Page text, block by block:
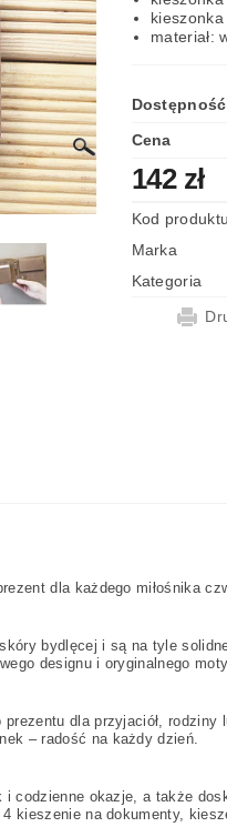
materiał:
Dostępność
Cena
142 zł
Kod produktu
Marka
Kategoria
dla każdego miłośnika
bydlęcej i są na tyle
designu i oryginalnego
dla przyjaciół,
– radość na każdy dzień.
codzienne okazje, a także
kieszenie na dokumenty,